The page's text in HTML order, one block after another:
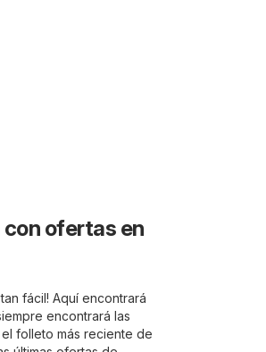
ofertas en
fácil! Aquí encontrará
siempre encontrará las
folleto más reciente de